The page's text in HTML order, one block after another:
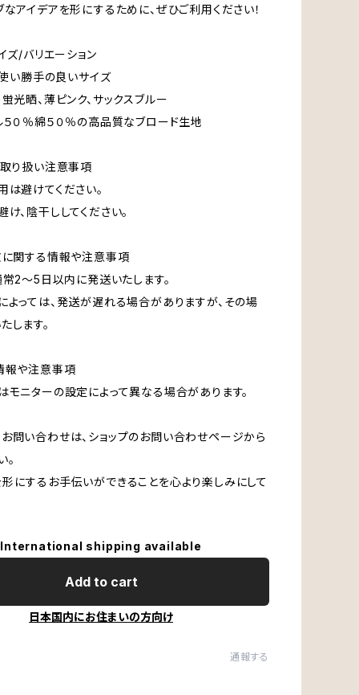
なアイデアを形にするために、ぜひご利用ください！
/バリエーション
い勝手の良いサイズ
蛍光晒、薄ピンク、サックスブルー
５０％綿５０％の高品質なブロード生地
り扱い注意事項
は避けてください。
け、陰干ししてください。
関する情報や注意事項
常2～5日以内に発送いたします。
よっては、発送が遅れる場合がありますが、その場
します。
や注意事項
モニターの設定によって異なる場合があります。
問い合わせは、ショップのお問い合わせページから
。
にするお手伝いができることを心より楽しみにして
International shipping available
Add to cart
日本国内にお住まいの方向け
通報する